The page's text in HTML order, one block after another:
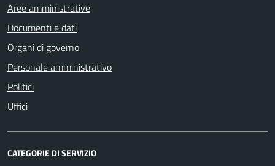
Aree amministrative
Documenti e dati
Organi di governo
Personale amministrativo
Politici
Uffici
CATEGORIE DI SERVIZIO